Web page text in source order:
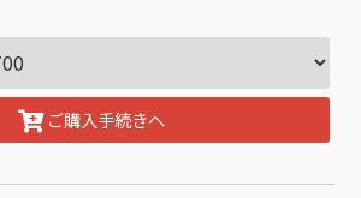
ご購入手続きへ